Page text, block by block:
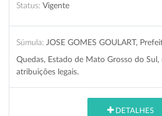
Status: Vigente
Súmula: JOSE GOMES GOULART,
Quedas, Estado de Mato Grosso do Sul,
atribuições legais.
DETALHES